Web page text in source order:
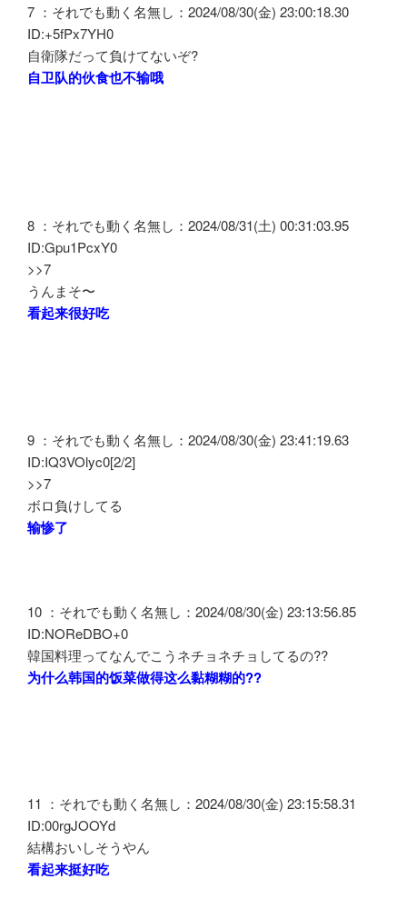
7 ：それでも動く名無し：2024/08/30(金) 23:00:18.30
ID:+5fPx7YH0
自衛隊だって負けてないぞ?
自卫队的伙食也不输哦
8 ：それでも動く名無し：2024/08/31(土) 00:31:03.95
ID:Gpu1PcxY0
>>7
うんまそ〜
看起来很好吃
9 ：それでも動く名無し：2024/08/30(金) 23:41:19.63
ID:IQ3VOlyc0[2/2]
>>7
ボロ負けしてる
输惨了
10 ：それでも動く名無し：2024/08/30(金) 23:13:56.85
ID:NOReDBO+0
韓国料理ってなんでこうネチョネチョしてるの?‍?
为什么韩国的饭菜做得这么黏糊糊的?‍?
11 ：それでも動く名無し：2024/08/30(金) 23:15:58.31
ID:00rgJOOYd
結構おいしそうやん
看起来挺好吃